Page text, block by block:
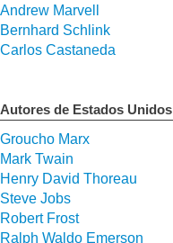
Andrew Marvell
Bernhard Schlink
Carlos Castaneda
Autores de Estados Unidos
Groucho Marx
Mark Twain
Henry David Thoreau
Steve Jobs
Robert Frost
Ralph Waldo Emerson